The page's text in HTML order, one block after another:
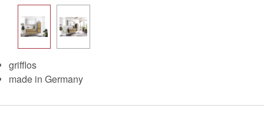
grifflos
made in Germany